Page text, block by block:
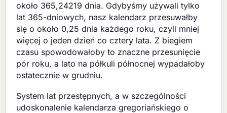
około 365,24219 dnia. Gdybyśmy używali tylko
lat 365-dniowych, nasz kalendarz przesuwałby
się o około 0,25 dnia każdego roku, czyli mniej
więcej o jeden dzień co cztery lata. Z biegiem
czasu spowodowałoby to znaczne przesunięcie
pór roku, a lato na półkuli północnej wypadałoby
ostatecznie w grudniu.
System lat przestępnych, a w szczególności
udoskonalenie kalendarza gregoriańskiego o